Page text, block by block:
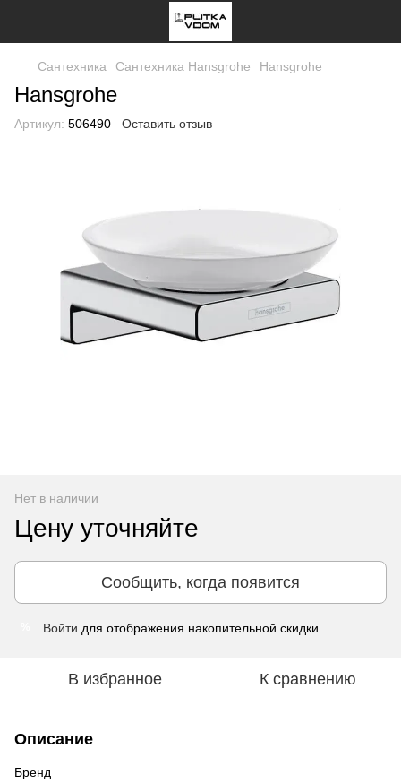
Сантехника Сантехника Hansgrohe Hansgrohe
Hansgrohe
Артикул: 506490 Оставить отзыв
Нет в наличии
Цену уточняйте
Сообщить, когда появится
Войти для отображения накопительной скидки
В избранное К сравнению
Описание
Бренд